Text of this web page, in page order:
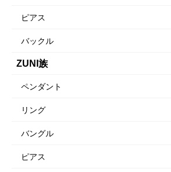
ピアス
バックル
ZUNI族
ペンダント
リング
バングル
ピアス